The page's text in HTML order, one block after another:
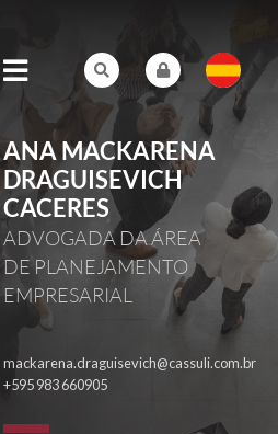
ANA MACKARENA
DRAGUISEVICH
CACERES
ADVOGADA DA ÁREA
DE PLANEJAMENTO
EMPRESARIAL
mackarena.draguisevich@cassuli.com.br
+595 983 660905